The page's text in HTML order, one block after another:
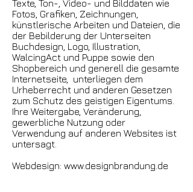
Texte, Ton-, Video- und Bilddaten wie
Fotos, Grafiken, Zeichnungen,
künstlerische Arbeiten und Dateien, die
der Bebilderung der Unterseiten
Buchdesign, Logo, Illustration,
WalcingAct und Puppe sowie den
Shopbereich und generell die gesamte
Internetseite, unterliegen dem
Urheberrecht und anderen Gesetzen
zum Schutz des geistigen Eigentums.
Ihre Weitergabe, Veränderung,
gewerbliche Nutzung oder
Verwendung auf anderen Websites ist
untersagt.
Webdesign: www.designbrandung.de